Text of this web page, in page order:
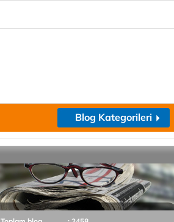
Blog Kategorileri